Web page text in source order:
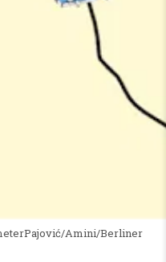
Pajović/Amini/Berliner